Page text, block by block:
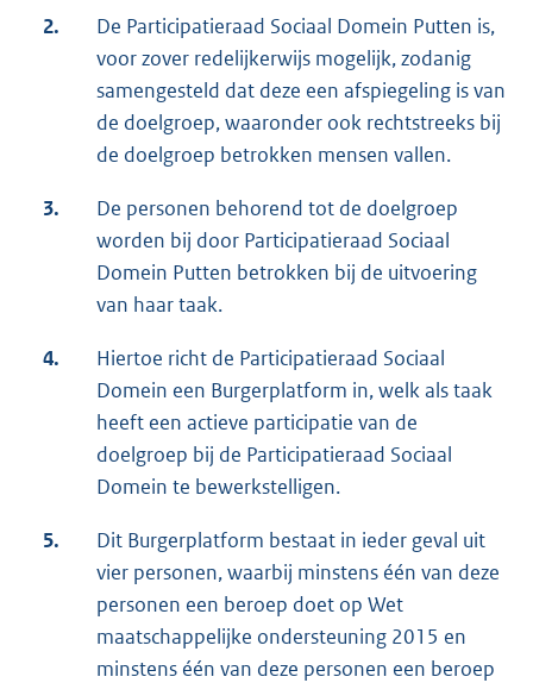
2.
De Participatieraad Sociaal Domein Putten is,
voor zover redelijkerwijs mogelijk, zodanig
samengesteld dat deze een afspiegeling is van
de doelgroep, waaronder ook rechtstreeks bij
de doelgroep betrokken mensen vallen.
3.
De personen behorend tot de doelgroep
worden bij door Participatieraad Sociaal
Domein Putten betrokken bij de uitvoering
van haar taak.
4.
Hiertoe richt de Participatieraad Sociaal
Domein een Burgerplatform in, welk als taak
heeft een actieve participatie van de
doelgroep bij de Participatieraad Sociaal
Domein te bewerkstelligen.
5.
Dit Burgerplatform bestaat in ieder geval uit
vier personen, waarbij minstens één van deze
personen een beroep doet op Wet
maatschappelijke ondersteuning 2015 en
minstens één van deze personen een beroep